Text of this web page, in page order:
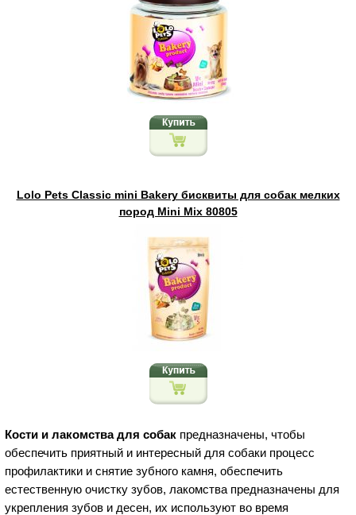
Lolo Pets Classic mini Bakery бисквиты для собак мелких
пород Mini Mix 80805
Кости и лакомства для собак предназначены, чтобы
обеспечить приятный и интересный для собаки процесс
профилактики и снятие зубного камня, обеспечить
естественную очистку зубов, лакомства предназначены для
укрепления зубов и десен, их используют во время